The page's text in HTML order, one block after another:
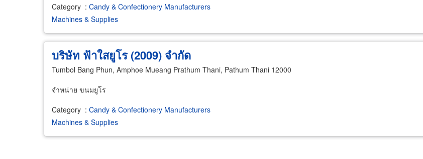
Category : Candy & Confectionery Manufacturers
Machines & Supplies
บริษัท ฟ้าใสยูโร (2009) จำกัด
Tumbol Bang Phun, Amphoe Mueang Prathum Thani, Pathum Thani 12000
จำหน่าย ขนมยูโร
Category : Candy & Confectionery Manufacturers
Machines & Supplies